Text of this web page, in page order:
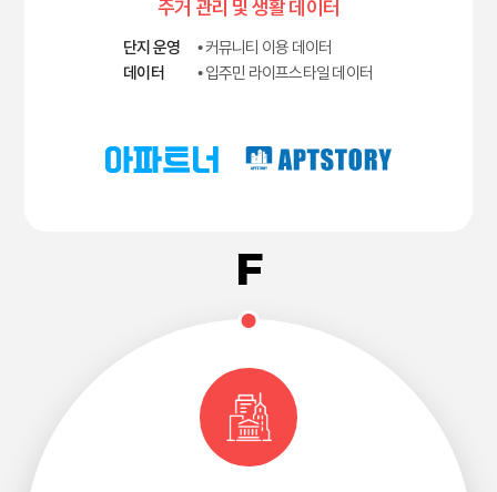
주거 관리 및 생활 데이터
단지 운영
데이터
• 커뮤니티 이용 데이터
• 입주민 라이프스타일 데이터